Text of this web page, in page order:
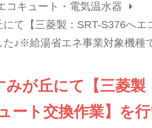
コキュート・電気温水器
て【三菱製：SRT-S376へエ
た♪※給湯省エネ事業対象機種
みが丘にて【三菱製
ート交換作業】を